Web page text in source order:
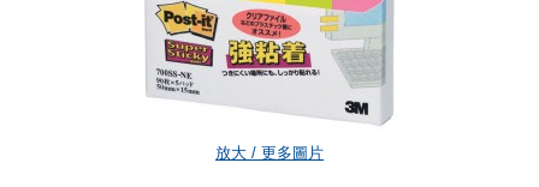
放大 / 更多圖片